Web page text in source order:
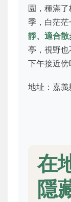
園，種滿
季，白茫
靜、適合
亭，視野
下午接近傍
地址：嘉義
在
隱